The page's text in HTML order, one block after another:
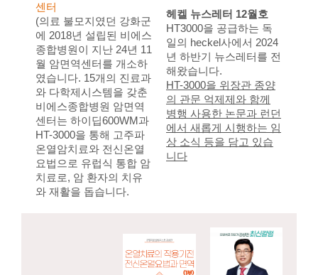
센터
(의료 불모지였던 강화군
에 2018년 설립된 비에스
종합병원이 지난 24년 11
월 암면역센터를 개소하
였습니다. 15개의 진료과
와 다학제시스템을 갖춘
비에스종합병원 암면역
센터는 하이딥600WM과
HT-3000을 통해 고주파
온열암치료와 전신온열
요법으로 유럽식 통합 암
치료로, 암 환자의 치유
와 재활을 돕습니다.
헤켈 뉴스레터 12월호
HT3000을 공급하는 독
일의 heckel사에서 2024
년 하반기 뉴스레터를 전
해왔습니다.
HT-3000을 위장관 종양
의 관문 억제제와 함께
병행 사용한 논문과 런던
에서 새롭게 시행하는 임
상 소식 등을 담고 있습
니다